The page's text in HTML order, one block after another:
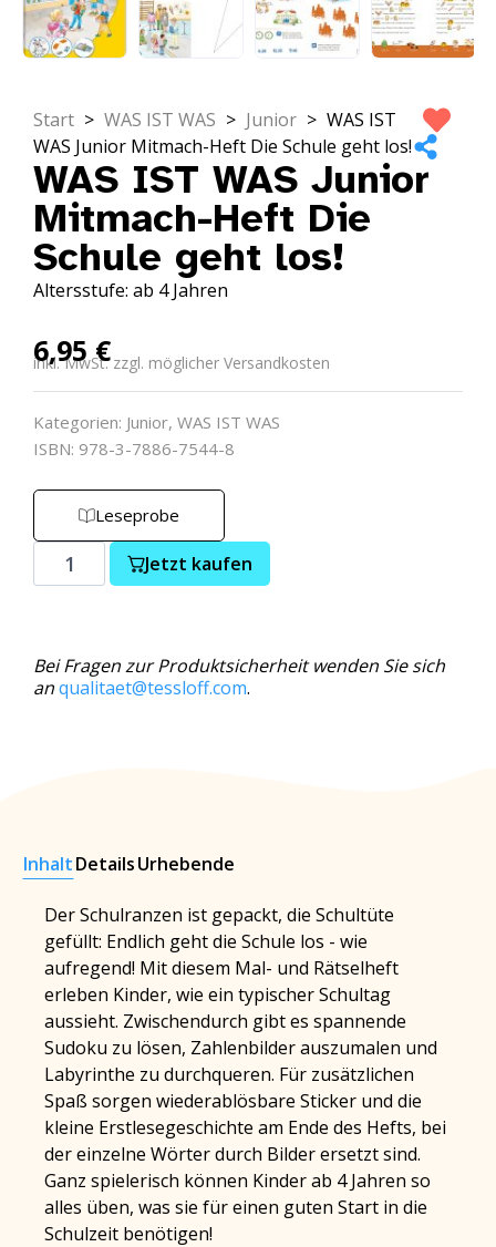
Start > WAS IST WAS > Junior > WAS IST
WAS Junior Mitmach-Heft Die Schule geht los!
WAS IST WAS Junior
Mitmach-Heft Die
Schule geht los!
Altersstufe: ab 4 Jahren
6,95€
inkl. MwSt. zzgl. möglicher Versandkosten
Kategorien: Junior, WAS IST WAS
ISBN: 978-3-7886-7544-8
Leseprobe
Jetzt kaufen
Bei Fragen zur Produktsicherheit wenden Sie sich
anqualitaet@tessloff.com.
InhaltDetailsUrhebende
Der Schulranzen ist gepackt, die Schultüte
gefüllt: Endlich geht die Schule los - wie
aufregend! Mit diesem Mal- und Rätselheft
erleben Kinder, wie ein typischer Schultag
aussieht. Zwischendurch gibt es spannende
Sudoku zu lösen, Zahlenbilder auszumalen und
Labyrinthe zu durchqueren. Für zusätzlichen
Spaß sorgen wiederablösbare Sticker und die
kleine Erstlesegeschichte am Ende des Hefts, bei
der einzelne Wörter durch Bilder ersetzt sind.
Ganz spielerisch können Kinder ab 4 Jahren so
alles üben, was sie für einen guten Start in die
Schulzeit benötigen!